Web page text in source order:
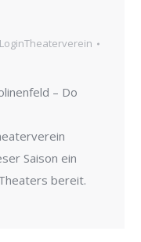
LoginTheaterverein
– Do
Saison ein
bereit.